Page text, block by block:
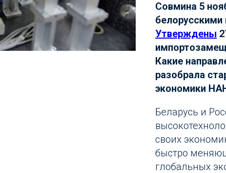
Совмина 5
белорусскими
Утверждены
Какие
разобрала
экономики
Беларусь и
своих
быстро
глобальных